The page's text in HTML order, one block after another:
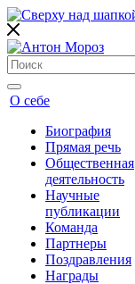
О себе
Биография
Прямая речь
Общественная
деятельность
Научные
публикации
Команда
Партнеры
Поздравления
Награды